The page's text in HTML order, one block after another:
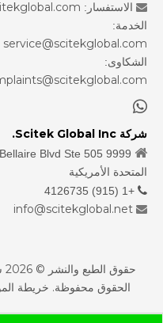
 الاستفسار:
الخدمة:
service@scitekglobal.com
الشكاوى:

شركة Scitek Global Inc.

المتحدة الأمريكية

+1 (915) 4126735

info@scitekglobal.net
حقوق الطبع والنشر ©2026
الحقوق محفوظة. خريطة